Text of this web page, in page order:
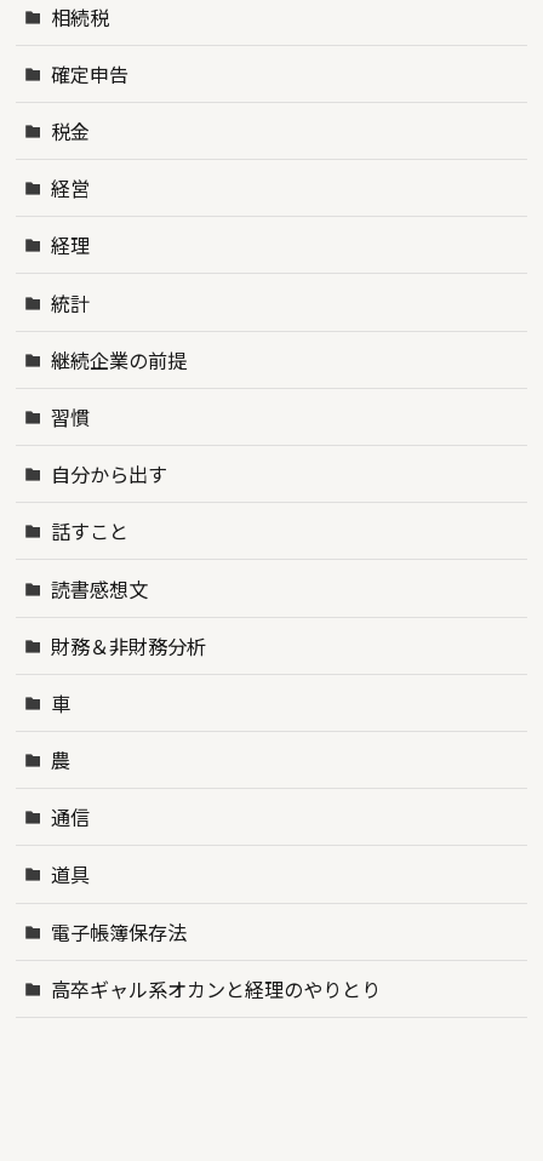
相続税
確定申告
税金
経営
経理
統計
継続企業の前提
習慣
自分から出す
話すこと
読書感想文
財務＆非財務分析
車
農
通信
道具
電子帳簿保存法
高卒ギャル系オカンと経理のやりとり